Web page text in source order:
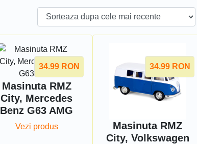
34.99 RON
Masinuta RMZ
City, Mercedes
Benz G63 AMG
Vezi produs
34.99 RON
Masinuta RMZ
City, Volkswagen